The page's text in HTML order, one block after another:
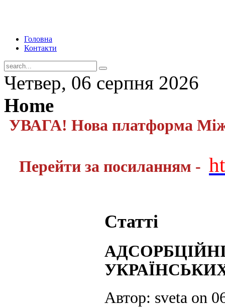
Головна
Контакти
Четвер, 06 серпня 2026
Home
УВАГА! Нова платформа
Перейти за посиланням -
Статті
Автор: sveta on